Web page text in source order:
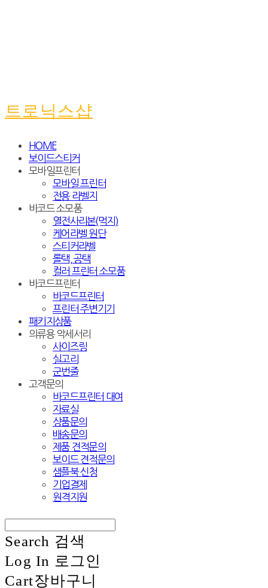
트로닉스샵
HOME
보이드스티커
모바일프린터
모바일 프린터
전용 라벨지
바코드 소모품
열전사리본(먹지)
케어라벨 원단
스티커라벨
롤택, 공택
컬러 프린터 소모품
바코드프린터
바코드프린터
프린터 주변기기
패키지상품
의류용 악세서리
사이즈링
실고리
군번줄
고객문의
바코드프린터 대여
자료실
상품문의
배송문의
제품 견적문의
보이드 견적문의
샘플북 신청
기업결제
원격지원
Search 검색
Log In 로그인
Cart장바구니